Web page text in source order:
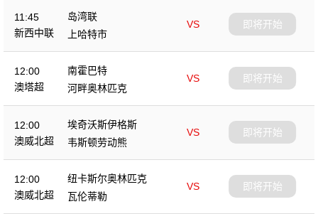
11:45
新西中联
岛湾联
VS
上哈特市
即将开始
12:00
澳塔超
南霍巴特
VS
河畔奥林匹克
即将开始
12:00
澳威北超
埃奇沃斯伊格斯
VS
韦斯顿劳动熊
即将开始
12:00
澳威北超
纽卡斯尔奥林匹克
VS
瓦伦蒂勒
即将开始